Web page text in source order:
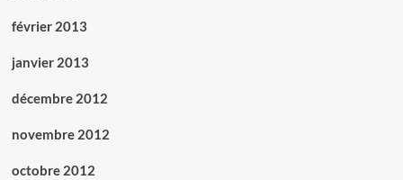
février 2013
janvier 2013
décembre 2012
novembre 2012
octobre 2012